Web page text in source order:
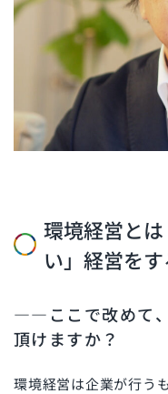
環境経営と
い」経営を
――ここで改めて
頂けますか？
環境経営は企業が行う